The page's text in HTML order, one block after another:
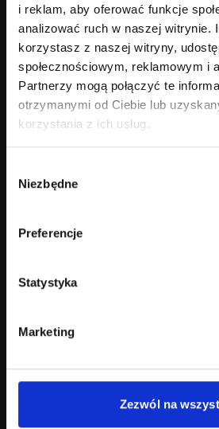
i reklam, aby oferować funkcje
analizować ruch w naszej witrynie.
korzystasz z naszej witryny,
społecznościowym, reklamowym i
Partnerzy mogą połączyć te
otrzymanymi od Ciebie lub
korzystania z ich usług.
zgody
Niezbędne
Preferencje
Statystyka
Marketing
Zezwól na
Czy zajmujecie się też
stron internetowych pod
Czy mogę sam edytować
wspierać zapytania B2B i
Czy strona internetowa dla
Stargardu może być
uruchomieniu?